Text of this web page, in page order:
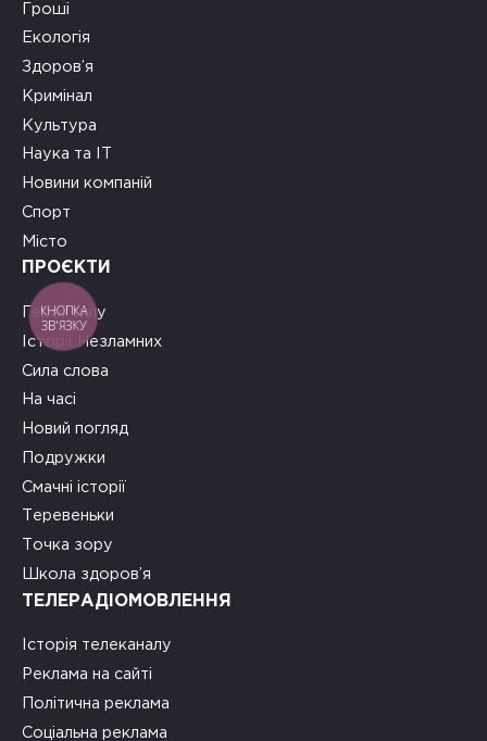
Гроші
Екологія
Здоров’я
Кримінал
Культура
Наука та ІТ
Новини компаній
Спорт
Місто
ПРОЄКТИ
Герої тилу
Історії Незламних
Сила слова
На часі
Новий погляд
Подружки
Смачні історії
Теревеньки
Точка зору
Школа здоров’я
ТЕЛЕРАДІОМОВЛЕННЯ
Історія телеканалу
Реклама на сайті
Політична реклама
Соціальна реклама
КНОПКА
ЗВ'ЯЗКУ